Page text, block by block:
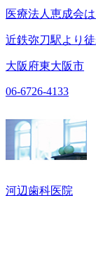
医療法人恵成会
近鉄弥刀駅より
大阪府東大阪市
06-6726-4133
河辺歯科医院